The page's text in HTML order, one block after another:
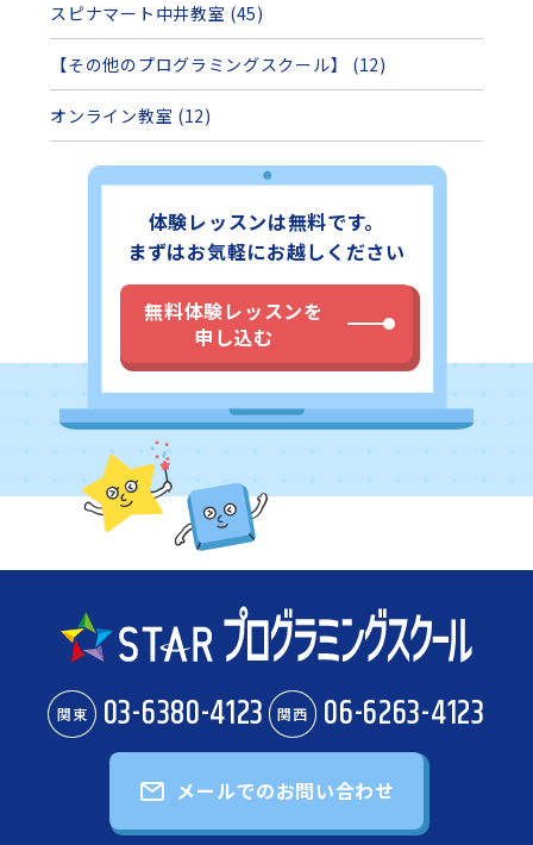
スピナマート中井教室 (45)
【その他のプログラミングスクール】 (12)
オンライン教室 (12)
体験レッスンは無料です。
まずはお気軽にお越しください
無料体験レッスンを
申し込む
関東 03-6380-4123 関西 06-6263-4123
メールでのお問い合わせ